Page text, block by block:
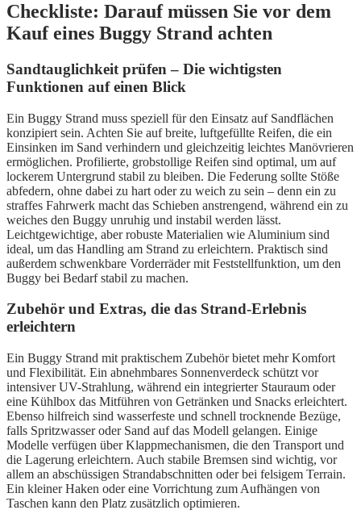
Checkliste: Darauf müssen Sie vor dem
Kauf eines Buggy Strand achten
Sandtauglichkeit prüfen – Die wichtigsten
Funktionen auf einen Blick
Ein Buggy Strand muss speziell für den Einsatz auf Sandflächen
konzipiert sein. Achten Sie auf breite, luftgefüllte Reifen, die ein
Einsinken im Sand verhindern und gleichzeitig leichtes Manövrieren
ermöglichen. Profilierte, grobstollige Reifen sind optimal, um auf
lockerem Untergrund stabil zu bleiben. Die Federung sollte Stöße
abfedern, ohne dabei zu hart oder zu weich zu sein – denn ein zu
straffes Fahrwerk macht das Schieben anstrengend, während ein zu
weiches den Buggy unruhig und instabil werden lässt.
Leichtgewichtige, aber robuste Materialien wie Aluminium sind
ideal, um das Handling am Strand zu erleichtern. Praktisch sind
außerdem schwenkbare Vorderräder mit Feststellfunktion, um den
Buggy bei Bedarf stabil zu machen.
Zubehör und Extras, die das Strand-Erlebnis
erleichtern
Ein Buggy Strand mit praktischem Zubehör bietet mehr Komfort
und Flexibilität. Ein abnehmbares Sonnenverdeck schützt vor
intensiver UV-Strahlung, während ein integrierter Stauraum oder
eine Kühlbox das Mitführen von Getränken und Snacks erleichtert.
Ebenso hilfreich sind wasserfeste und schnell trocknende Bezüge,
falls Spritzwasser oder Sand auf das Modell gelangen. Einige
Modelle verfügen über Klappmechanismen, die den Transport und
die Lagerung erleichtern. Auch stabile Bremsen sind wichtig, vor
allem an abschüssigen Strandabschnitten oder bei felsigem Terrain.
Ein kleiner Haken oder eine Vorrichtung zum Aufhängen von
Taschen kann den Platz zusätzlich optimieren.